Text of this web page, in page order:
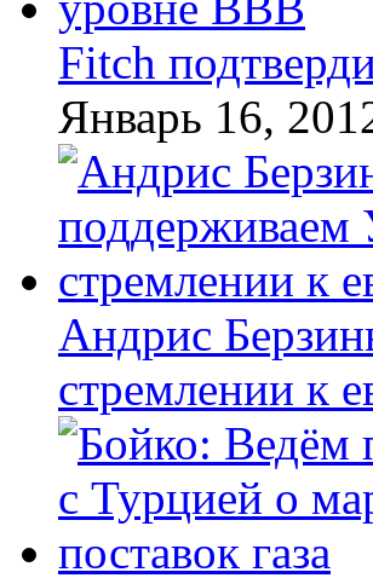
Fitch
Январь 16,
Андрис
стремлении к